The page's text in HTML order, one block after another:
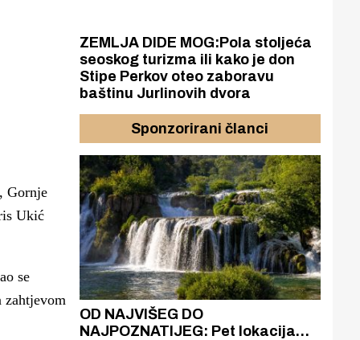
Gornje
Ukić
se
zahtjevom
ZEMLJA DIDE MOG:Pola stoljeća
seoskog turizma ili kako je don
Stipe Perkov oteo zaboravu
baštinu Jurlinovih dvora
Sponzorirani članci
OD NAJVIŠEG DO
NAJPOZNATIJEG: Pet lokacija